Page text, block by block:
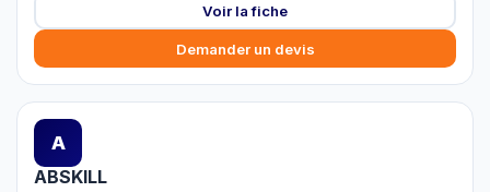
Voir la fiche
Demander un devis
A
ABSKILL